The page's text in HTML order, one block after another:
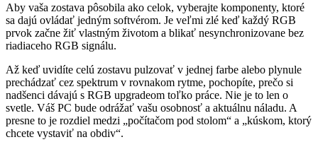
Aby vaša zostava pôsobila ako celok, vyberajte komponenty, ktoré
sa dajú ovládať jedným softvérom. Je veľmi zlé keď každý RGB
prvok začne žiť vlastným životom a blikať nesynchronizovane bez
riadiaceho RGB signálu.
Až keď uvidíte celú zostavu pulzovať v jednej farbe alebo plynule
prechádzať cez spektrum v rovnakom rytme, pochopíte, prečo si
nadšenci dávajú s RGB upgradeom toľko práce. Nie je to len o
svetle. Váš PC bude odrážať vašu osobnosť a aktuálnu náladu. A
presne to je rozdiel medzi „počítačom pod stolom“ a „kúskom, ktorý
chcete vystaviť na obdiv“.